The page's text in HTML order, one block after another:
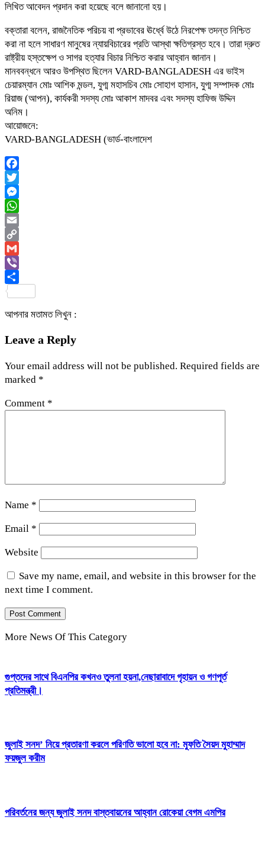
লিখিত আবেদন প্রদান করা হয়েছে বলে জানানো হয়।
বক্তারা বলেন, রাজনৈতিক পরিচয় বা প্রভাবের ঊর্ধ্বে উঠে নিরপেক্ষ তদন্ত নিশ্চিত
করা না হলে সাধারণ মানুষের ন্যায়বিচারের প্রতি আস্থা ক্ষতিগ্রস্ত হবে। তারা দ্রুত
রাষ্ট্রীয় হস্তক্ষেপ ও সাগর হত্যার বিচার নিশ্চিত করার আহ্বান জানান।
মানববন্ধনে আরও উপস্থিত ছিলেন VARD-BANGLADESH এর ভাইস
চেয়ারম্যান মোঃ আশিক মন্ডল, যুগ্ম মহাসচিব মোঃ সোহাগ হাসান, যুগ্ম সম্পাদক মোঃ
রিয়াজ (আপন), কার্যকরী সদস্য মোঃ আকাশ মাদবর এবং সদস্য হাফিজ উদ্দিন
অনিম।
আয়োজনে:
VARD-BANGLADESH (ভার্ড-বাংলাদেশ
Facebook
Twitter
Messenger
WhatsApp
Email
Copy
Link
Gmail
Viber
আপনার মতামত লিখুন :
Leave a Reply
Your email address will not be published. Required fields are
marked *
Comment *
Name *
Email *
Website
Save my name, email, and website in this browser for the
next time I comment.
More News Of This Category
গুপ্তদের সাথে বিএনপির কখনও তুলনা হয়না,নেছারাবাদে গৃহায়ন ও গণপূর্ত
প্রতিমন্ত্রী।
জুলাই সনদ’ নিয়ে প্রতারণা করলে পরিণতি ভালো হবে না: মুফতি সৈয়দ মুহাম্মাদ
ফয়জুল করীম
পরিবর্তনের জন্য জুলাই সনদ বাস্তবায়নের আহ্বান রোকেয়া বেগম এমপির